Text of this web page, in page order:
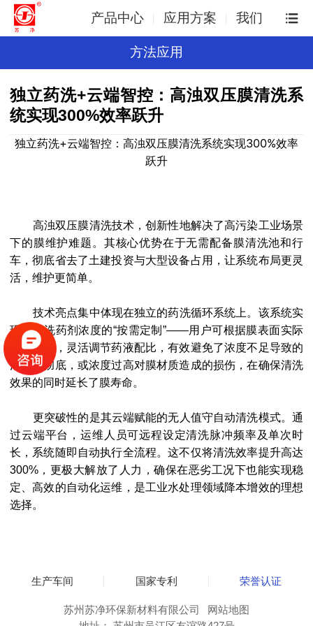
产品中心 应用方案 我们
方法应用
独立药洗+云端智控：高浊双压膜清洗系
统实现300%效率跃升
独立药洗+云端智控：高浊双压膜清洗系统实现300%效率
跃升
高浊双压膜清洗技术，创新性地解决了高污染工业场景
下的膜维护难题。其核心优势在于无需配备膜清洗池和行
车，彻底省去了土建投资与大型设备占用，让系统布局更灵
活，维护更简单。
技术亮点集中体现在独立的药洗循环系统上。该系统实
现了清洗药剂浓度的“按需定制”——用户可根据膜表面实际
污染程度，灵活调节药液配比，有效避免了浓度不足导致的
清洗不彻底，或浓度过高对膜材质造成的损伤，在确保清洗
效果的同时延长了膜寿命。
更突破性的是其云端赋能的无人值守自动清洗模式。通
过云端平台，运维人员可远程设定清洗脉冲频率及单次时
长，系统随即自动执行全流程。这不仅将清洗效率提升高达
300%，更极大解放了人力，确保在恶劣工况下也能实现稳
定、高效的自动化运维，是工业水处理领域降本增效的理想
选择。
生产车间 国家专利 荣誉认证
苏州苏净环保新材料有限公司
网站地图